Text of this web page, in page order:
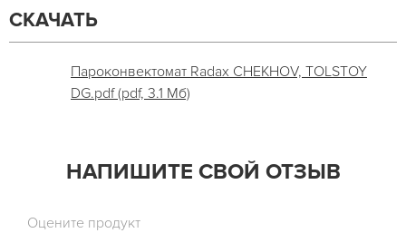
СКАЧАТЬ
Пароконвектомат Radax CHEKHOV, TOLSTOY
DG.pdf (pdf, 3.1 Мб)
НАПИШИТЕ СВОЙ ОТЗЫВ
Оцените продукт